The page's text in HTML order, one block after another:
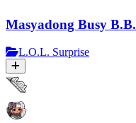
Masyadong Busy B.B.
L.O.L. Surprise